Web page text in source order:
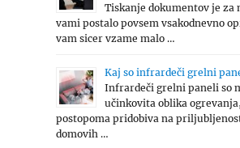
Tiskanje dokumentov je za
vami postalo povsem vsakodnevno
vam sicer vzame malo …
Kaj so infrardeči grelni
Infrardeči grelni paneli so
učinkovita oblika
postopoma pridobiva na
domovih …